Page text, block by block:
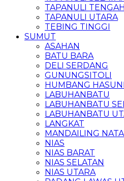
TAPANULI TENGAH
TAPANULI UTARA
TEBING TINGGI
SUMUT
ASAHAN
BATU BARA
DELI SERDANG
GUNUNGSITOLI
HUMBANG
LABUHANBATU
LABUHANBATU
LABUHANBATU
LANGKAT
MANDAILING
NIAS
NIAS BARAT
NIAS SELATAN
NIAS UTARA